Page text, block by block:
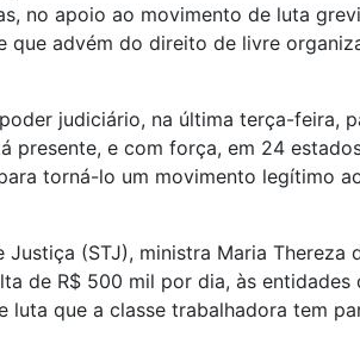
no apoio ao movimento de luta
que advém do direito de livre
judiciário, na última terça-feira,
presente, e com força, em 24
torná-lo um movimento legítimo
(STJ), ministra Maria Thereza
de R$ 500 mil por dia, às entidades
luta que a classe trabalhadora tem